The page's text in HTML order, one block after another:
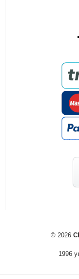
© 2026
1996